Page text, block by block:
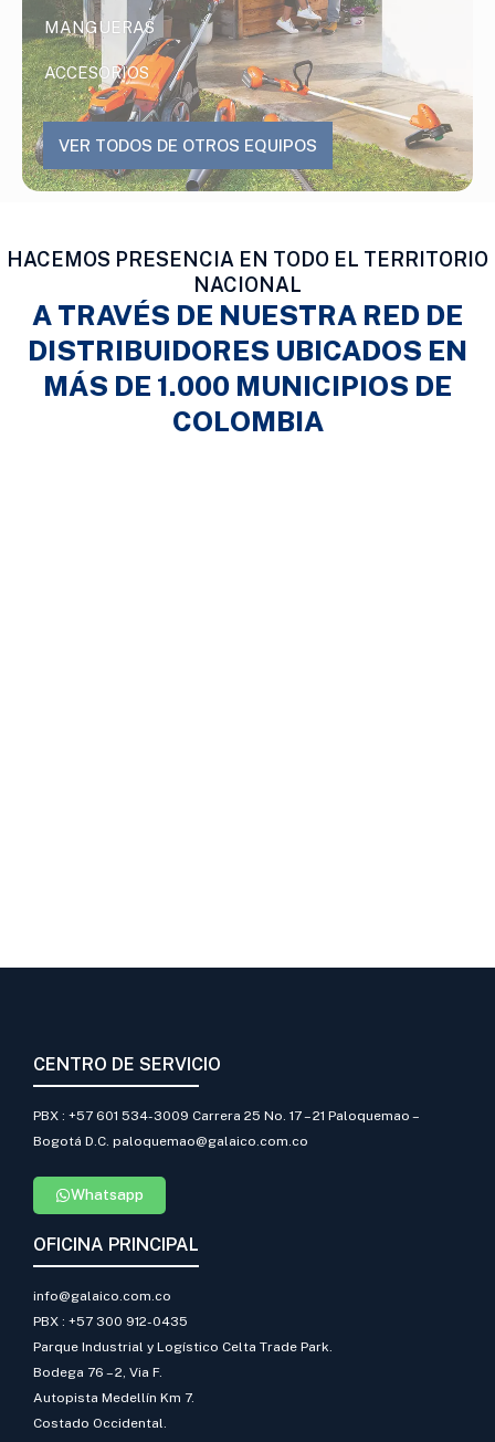
MANGUERAS
ACCESORIOS
VER TODOS DE OTROS EQUIPOS
HACEMOS PRESENCIA EN TODO EL TERRITORIO
NACIONAL
A TRAVÉS DE NUESTRA RED DE
DISTRIBUIDORES UBICADOS EN
MÁS DE 1.000 MUNICIPIOS DE
COLOMBIA
CENTRO DE SERVICIO
PBX : +57 601 534-3009 Carrera 25 No. 17 – 21 Paloquemao –
Bogotá D.C. paloquemao@galaico.com.co
Whatsapp
OFICINA PRINCIPAL
info@galaico.com.co
PBX : +57 300 912-0435
Parque Industrial y Logístico Celta Trade Park.
Bodega 76 – 2, Via F.
Autopista Medellín Km 7.
Costado Occidental.